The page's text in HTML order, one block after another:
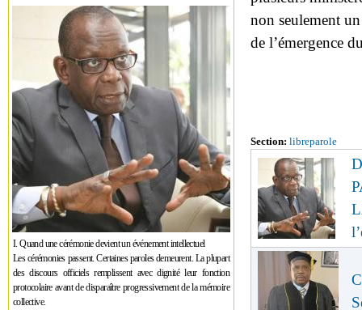
I. Quand une cérémonie devient un événement intellectuel
Les cérémonies passent. Certaines paroles demeurent. La plupart
des discours officiels remplissent avec dignité leur fonction
protocolaire avant de disparaître progressivement de la mémoire
collective.
non seulement
de l’émergence
Section: libreparole